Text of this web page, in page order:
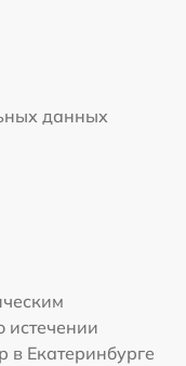
данных
истечении
в Екатеринбурге